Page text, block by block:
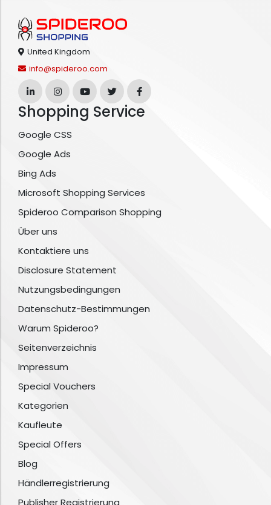
United Kingdom
info@spideroo.com
Shopping Service
Google CSS
Google Ads
Bing Ads
Microsoft Shopping Services
Spideroo Comparison Shopping
Über uns
Kontaktiere uns
Disclosure Statement
Nutzungsbedingungen
Datenschutz-Bestimmungen
Warum Spideroo?
Seitenverzeichnis
Impressum
Special Vouchers
Kategorien
Kaufleute
Special Offers
Blog
Händlerregistrierung
Publisher Registrierung